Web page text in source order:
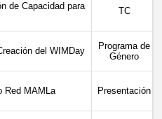
de Capacidad para
TC
del WIMDay
Programa de
Género
Red MAMLa Presentación